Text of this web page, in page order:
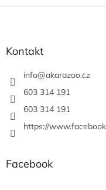
Kontakt
info@akarazoo.cz
603 314 191
603 314 191
https://
Facebook